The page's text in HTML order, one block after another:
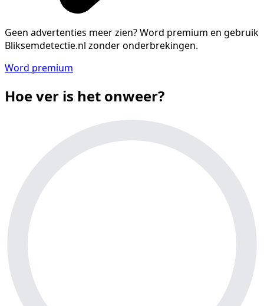
Geen advertenties meer zien?Word premium en gebruik
Bliksemdetectie.nl zonder onderbrekingen.
Word premium
Hoe ver is het onweer?